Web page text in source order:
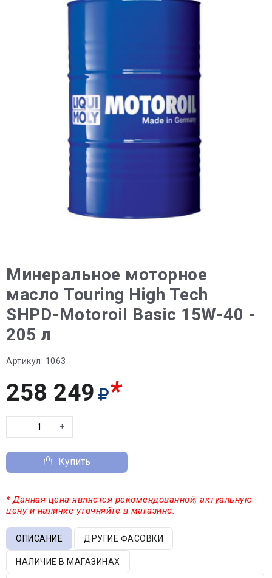
Минеральное моторное
масло Touring High Tech
SHPD-Motoroil Basic 15W-40 -
205 л
Артикул: 1063
258 249 *
− +
Купить
* Данная цена является рекомендованной, актуальную
цену и наличие уточняйте в магазине.
ОПИСАНИЕ ДРУГИЕ ФАСОВКИ
НАЛИЧИЕ В МАГАЗИНАХ